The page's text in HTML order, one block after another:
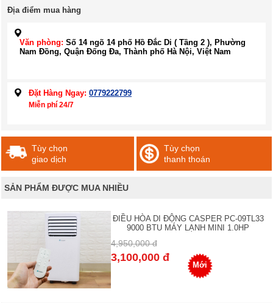
Địa điểm mua hàng
Văn phòng: Số 14 ngõ 14 phố Hồ Đắc Di ( Tầng 2 ), Phường
Nam Đồng, Quận Đống Đa, Thành phố Hà Nội, Việt Nam
Đặt Hàng Ngay: 0779222799
Miễn phí 24/7
Tùy chọn
giao dịch
Tùy chọn
thanh thoán
SẢN PHẨM ĐƯỢC MUA NHIỀU
ĐIỀU HÒA DI ĐỘNG CASPER PC-09TL33
9000 BTU MÁY LẠNH MINI 1.0HP
4,950,000 đ
3,100,000 đ
Mới